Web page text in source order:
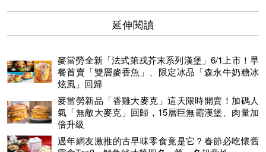
延伸閱讀
麥當勞全新「法式第戎芥末系列漢堡」6/1上市！早
餐首賣「雙層麥香魚」、限定冰品「森永牛奶糖冰
炫風」回歸
麥當勞新品「香雞大麥克」這天限時開賣！加碼人
氣「無敵大麥克」回歸，15層巨無霸漢堡、肉量加
倍升級
過年網友激推的古早味零食竟是它？春節必吃懷舊